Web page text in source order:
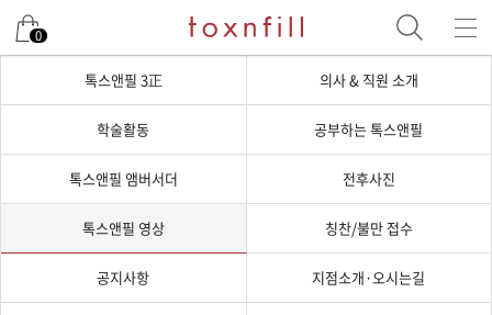
0
톡스앤필 3正 의사 & 직원 소개
학술활동 공부하는 톡스앤필
톡스앤필 앰버서더 전후사진
톡스앤필 영상 칭찬/불만 접수
공지사항 지점소개·오시는길